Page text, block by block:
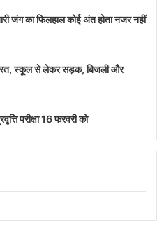
जंग का फिलहाल कोई अंत होता नजर नहीं
स्कूल से लेकर सड़क, बिजली और
परीक्षा 16 फरवरी को